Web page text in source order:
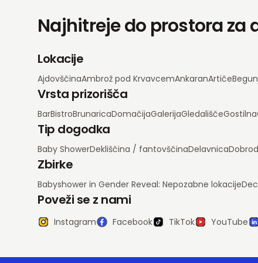
Najhitreje do prostora za
Lokacije
AjdovščinaAmbrož pod KrvavcemAnkaranArtiče
Vrsta prizorišča
BarBistroBrunaricaDomačijaGalerijaGledališčeGostilna
Tip dogodka
Baby ShowerDekliščina / fantovščinaDelavnica
Zbirke
Babyshower in Gender Reveal: Nepozabne lokacije
Poveži se z nami
Instagram Facebook TikTok YouTube